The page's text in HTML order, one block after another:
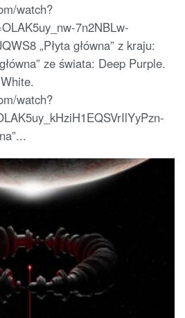
watch?
7n2NBLw-
„Płyta główna” z kraju:
ze świata: Deep Purple.
watch?